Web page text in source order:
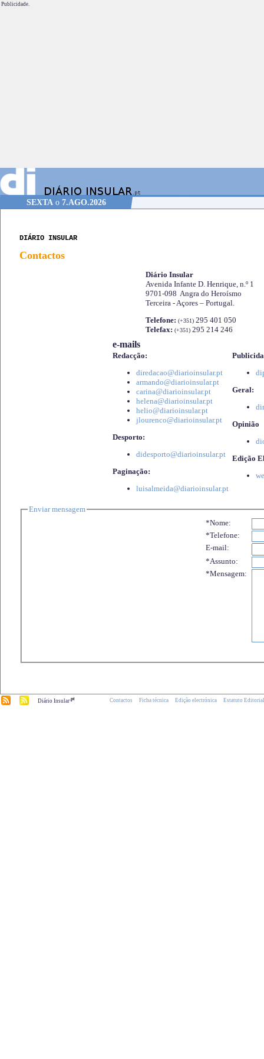
Publicidade.
SEXTA o 7.AGO.2026
DIÁRIO INSULAR
Contactos
Diário Insular
Avenida Infante D. Henrique, n.º 1
9701-098 Angra do Heroísmo
Terceira - Açores – Portugal.
Telefone: (+351) 295 401 050
Telefax: (+351) 295 214 246
e-mails
Redacção:
diredacao@diarioinsular.pt
armando@diarioinsular.pt
carina@diarioinsular.pt
helena@diarioinsular.pt
helio@diarioinsular.pt
jlourenco@diarioinsular.pt
Desporto:
didesporto@diarioinsular.pt
Paginação:
luisalmeida@diarioinsular.pt
Geral:
Opinião
Edição
Enviar mensagem
*Nome:
*Telefone:
E-mail:
*Assunto:
*Mensagem:
Diário Insular.pt Contactos Ficha técnica Edição electrónica Estatuto Editorial